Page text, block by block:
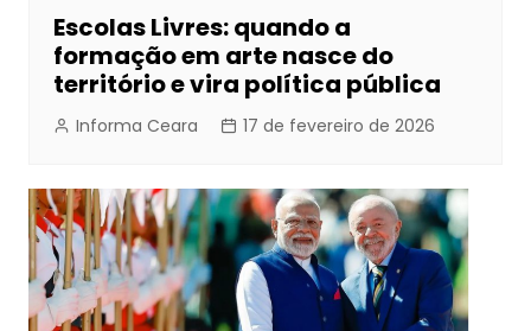
Escolas Livres: quando a
formação em arte nasce do
território e vira política pública
Informa Ceara 17 de fevereiro de 2026